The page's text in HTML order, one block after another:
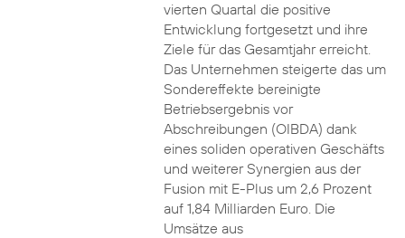
vierten Quartal die positive
Entwicklung fortgesetzt und ihre
Ziele für das Gesamtjahr erreicht.
Das Unternehmen steigerte das um
Sondereffekte bereinigte
Betriebsergebnis vor
Abschreibungen (OIBDA) dank
eines soliden operativen Geschäfts
und weiterer Synergien aus der
Fusion mit E-Plus um 2,6 Prozent
auf 1,84 Milliarden Euro. Die
Umsätze aus